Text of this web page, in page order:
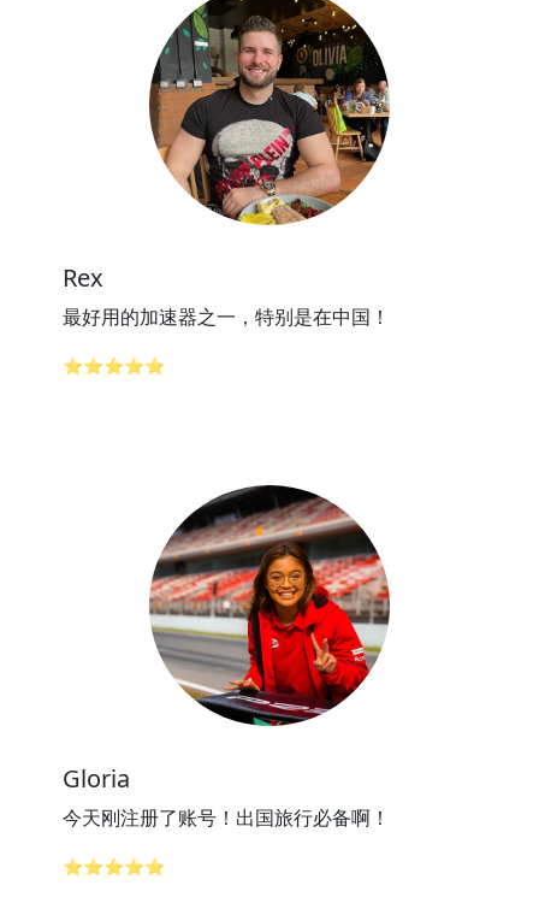
Rex
最好用的加速器之一，特别是在中国！
⭐⭐⭐⭐⭐
Gloria
今天刚注册了账号！出国旅行必备啊！
⭐⭐⭐⭐⭐